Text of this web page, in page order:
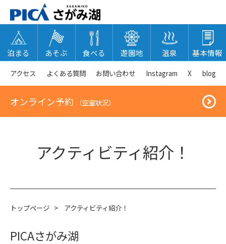
泊まる あそぶ 食べる 遊園地 温泉 基本情報
アクセス よくある質問 お問い合わせ Instagram X blog
オンライン予約 （空室状況）
アクティビティ紹介！
トップページ > アクティビティ紹介！
PICAさがみ湖